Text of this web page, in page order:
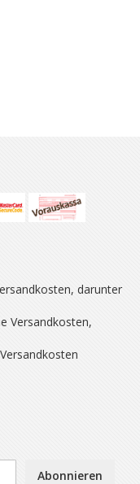
darunter
Versandkosten,
Abonnieren